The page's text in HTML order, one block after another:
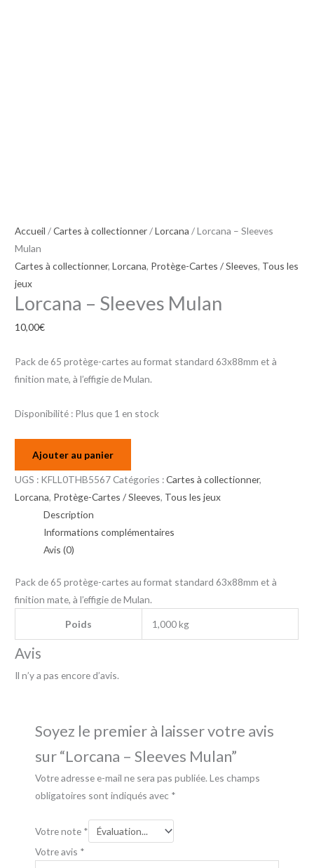
Accueil /Cartes à collectionner/Lorcana / Lorcana – Sleeves
Mulan
Cartes à collectionner,Lorcana, Protège-Cartes / Sleeves, Tous les
jeux
Lorcana – Sleeves Mulan
10,00€
Pack de 65 protège-cartes au format standard 63x88mm et à
finition mate, à l’effigie de Mulan.
Disponibilité : Plus que 1 en stock
Ajouter au panier
UGS : KFLL0THB5567 Catégories :Cartes à collectionner,
Lorcana, Protège-Cartes / Sleeves, Tous les jeux
Description
Informations complémentaires
Avis (0)
Pack de 65 protège-cartes au format standard 63x88mm et à
finition mate, à l’effigie de Mulan.
Poids 1,000 kg
Avis
Il n’y a pas encore d’avis.
Soyez le premier à laisser votre avis
sur “Lorcana – Sleeves Mulan”
Votre adresse e-mail ne sera pas publiée. Les champs
obligatoires sont indiqués avec *
Votre note *
Votre avis *